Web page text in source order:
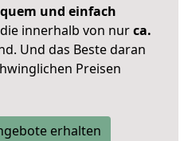
und einfach
innerhalb von nurca.
Und das Beste daran
Preisen
erhalten